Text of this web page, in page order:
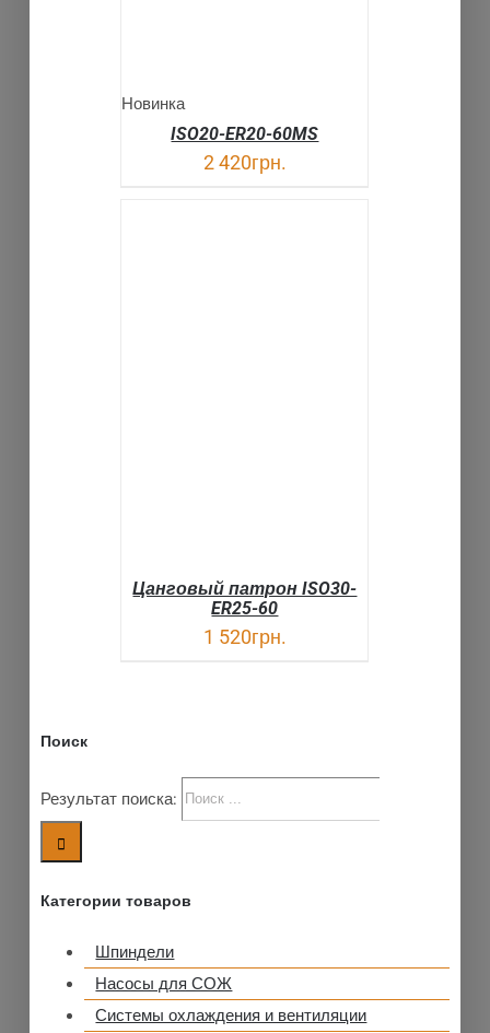
Новинка
ISO20-ER20-60MS
2 420грн.
Цанговый патрон ISO30-
ER25-60
1 520грн.
Поиск
Результат поиска:
Категории товаров
Шпиндели
Насосы для СОЖ
Системы охлаждения и вентиляции